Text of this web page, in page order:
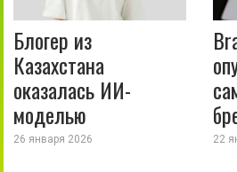
Блогер из
Казахстана
оказалась ИИ-
моделью
26 января 2026 22